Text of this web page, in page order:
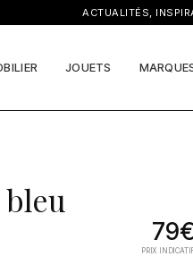
ACTUALITÉS,
JOUETS
79€
PRIX